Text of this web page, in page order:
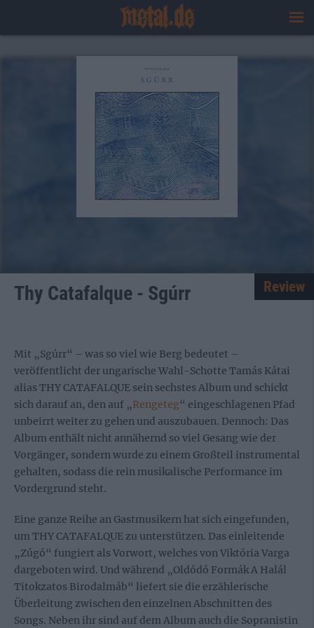
Thy Catafalque - Sgúrr Review
Mit „Sgúrr“ – was so viel wie Berg bedeutet –
veröffentlicht der ungarische Wahl-Schotte Tamás Kátai
alias THY CATAFALQUE sein sechstes Album und schickt
sich darauf an, den auf „Rengeteg“ eingeschlagenen Pfad
unbeirrt weiter zu gehen und auszubauen. Dennoch: Das
Album enthält nicht annähernd so viel Gesang wie der
Vorgänger, sondern wurde zu einem Großteil instrumental
gehalten, sodass die rein musikalische Performance im
Vordergrund steht.
Eine ganze Reihe an Gastmusikern hat sich eingefunden,
um THY CATAFALQUE zu unterstützen. Das einleitende
„Zúgó“ fungiert als Vorwort, welches von Viktória Varga
dargeboten wird. Und während „Oldódó Formák A Halál
Titokzatos Birodalmáb“ liefert sie die erzählerische
Überleitung zwischen den einzelnen Abschnitten des
Songs. Neben ihr sind auf dem Album auch die Sopranistin